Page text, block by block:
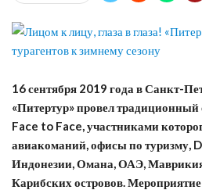
16 сентября 2019 года в Санкт-
«Питертур» провел
Face to Face, участниками
авиакоманий, офисы по туризму,
Индонезии, Омана, ОАЭ,
Карибских островов.